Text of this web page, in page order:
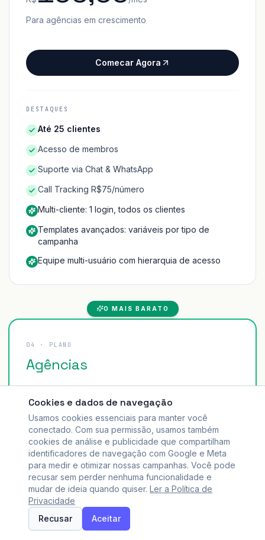
Para agências em crescimento
Comecar Agora
DESTAQUES
Até 25 clientes
Acesso de membros
Suporte via Chat & WhatsApp
Call Tracking R$75/número
Multi-cliente: 1 login, todos os clientes
Templates avançados: variáveis por tipo de
campanha
Equipe multi-usuário com hierarquia de acesso
O MAIS BARATO
04 · PLANO
Agências
R$299,90/mês
Para grandes operações
Comecar Agora
DESTAQUES
Até 50 clientes
Cookies e dados de navegação
Usamos cookies essenciais para manter você
conectado. Com sua permissão, usamos também
cookies de análise e publicidade que compartilham
identificadores de navegação com Google e Meta
para medir e otimizar nossas campanhas. Você pode
recusar sem perder nenhuma funcionalidade e
mudar de ideia quando quiser. Ler a Política de
Privacidade
Recusar
Aceitar